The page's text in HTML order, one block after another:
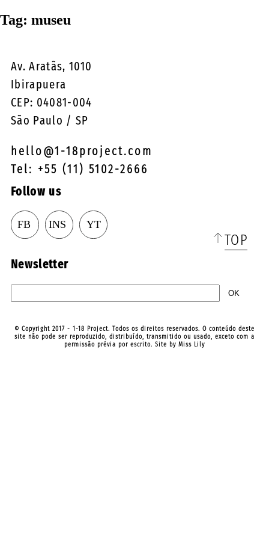
Tag: museu
Av. Aratãs, 1010
Ibirapuera
CEP: 04081-004
São Paulo / SP
hello@1-18project.com
Tel: +55 (11) 5102-2666
Follow us
Newsletter
TOP
© Copyright 2017 - 1-18 Project. Todos os direitos reservados. O conteúdo deste
site não pode ser reproduzido, distribuído, transmitido ou usado, exceto com a
permissão prévia por escrito. Site by Miss Lily